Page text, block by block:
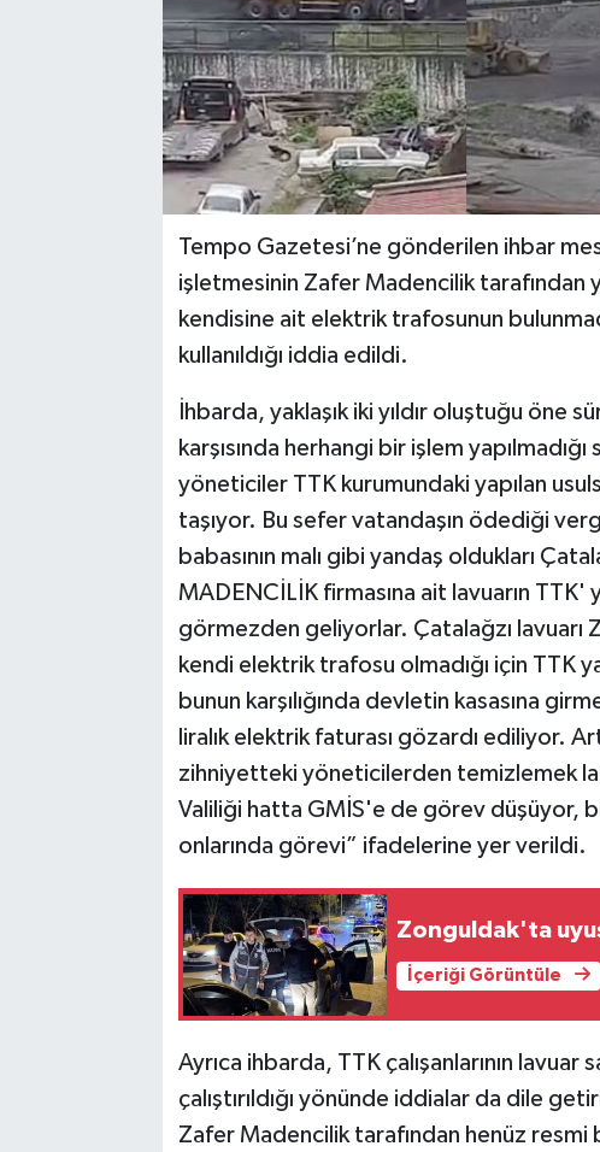
Tempo Gazetesi’ne gönderilen ihbar
işletmesinin Zafer Madencilik tarafından
kendisine ait elektrik trafosunun
kullanıldığı iddia edildi.
İhbarda, yaklaşık iki yıldır oluştuğu öne
karşısında herhangi bir işlem
yöneticiler TTK kurumundaki yapılan
taşıyor. Bu sefer vatandaşın ödediği
babasının malı gibi yandaş oldukları
MADENCİLİK firmasına ait lavuarın
görmezden geliyorlar. Çatalağzı lavuarı
kendi elektrik trafosu olmadığı için TTK
bunun karşılığında devletin kasasına
liralık elektrik faturası gözardı ediliyor.
zihniyetteki yöneticilerden temizlemek
Valiliği hatta GMİS'e de görev düşüyor, bu
onlarında görevi” ifadelerine yer verildi.
Zonguldak'ta
İçeriği Görüntüle
Ayrıca ihbarda, TTK çalışanlarının
çalıştırıldığı yönünde iddialar da dile
Zafer Madencilik tarafından henüz resmi